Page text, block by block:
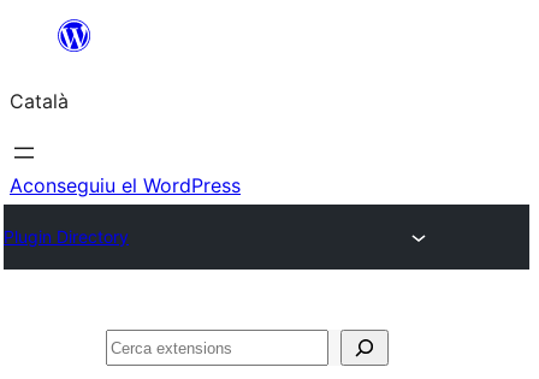
contingut
Català
Aconseguiu el WordPress
Plugin Directory
Cerca